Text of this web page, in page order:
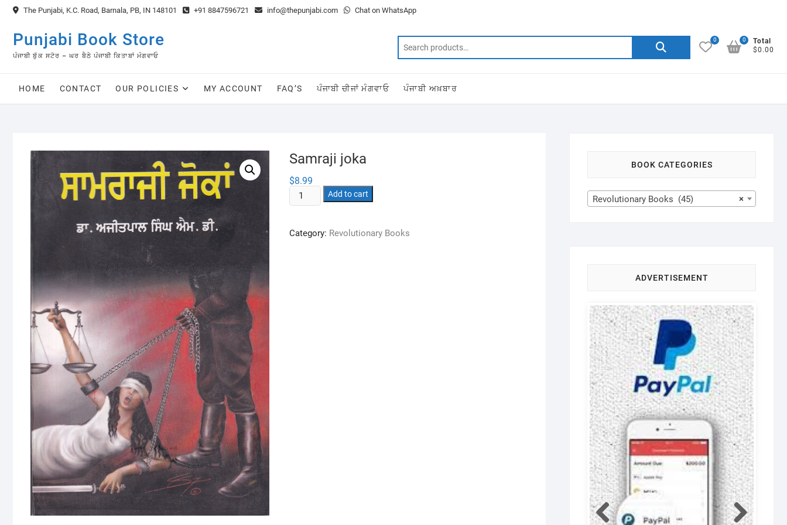
Skip
content
The Punjabi, K.C. Road, Barnala, PB, IN 148101 +91 8847596721 info@thepunjabi.com Chat on WhatsApp
Punjabi Book Store
ਪੰਜਾਬੀ ਬੁੱਕ ਸਟੋਰ – ਘਰ ਬੈਠੇ ਪੰਜਾਬੀ ਕਿਤਾਬਾਂ ਮੰਗਵਾਓ
Search
0
Total
$0.00
0
HOME CONTACT OUR POLICIES MY ACCOUNT FAQ’S ਪੰਜਾਬੀ ਚੀਜਾਂ ਮੰਗਵਾਓ ਪੰਜਾਬੀ ਅਖ਼ਬਾਰ
Samraji joka
$8.99
Samraji
joka
Add to cart
Category: Revolutionary Books
BOOK CATEGORIES
×
Revolutionary Books (45)
ADVERTISEMENT